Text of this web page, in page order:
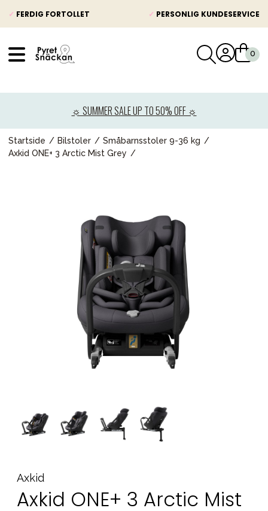
✓ FERDIG FORTOLLET ✓ PERSONLIG KUNDESERVICE
☼ SUMMER SALE UP TO 50% OFF ☼
Startside Bilstoler
Småbarnsstoler 9-36 kg
Axkid ONE+ 3 Arctic Mist Grey
Axkid
Axkid ONE+ 3 Arctic Mist
Barnevogner
Bilstol
Mamma & Pappa
Møbler & seng
Tilbehør
Reservedeler
Kampanjer
Tips om gaver
Våre favoritter
Outlet